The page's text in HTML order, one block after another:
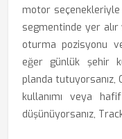
motor seçenekleriyle
segmentinde yer
oturma pozisyonu
eğer günlük şehir
planda tutuyorsanız,
kullanımı veya
düşünüyorsanız,